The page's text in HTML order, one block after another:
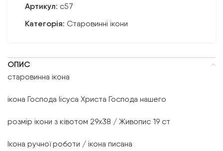
Артикул: с57
Категорія: Старовинні ікони
ОПИС
старовинна ікона
ікона Господа Іісуса Христа Господа нашего
розмір ікони з ківотом 29х38 / Живопис 19 ст
Ікона ручної роботи / ікона писана